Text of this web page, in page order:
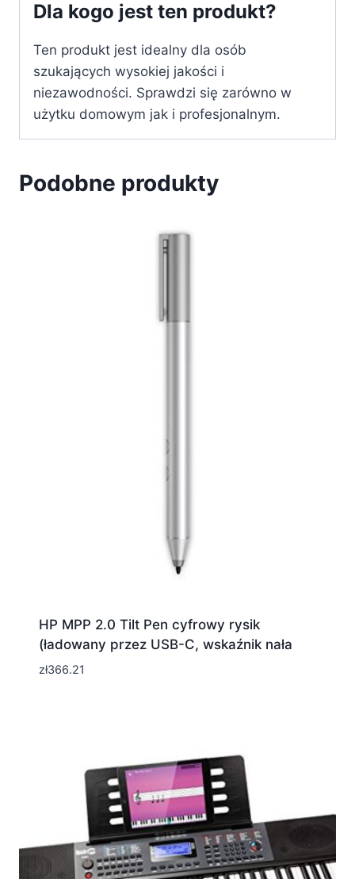
Dla kogo jest ten produkt?
Ten produkt jest idealny dla osób
szukających wysokiej jakości i
niezawodności. Sprawdzi się zarówno w
użytku domowym jak i profesjonalnym.
Podobne produkty
HP MPP 2.0 Tilt Pen cyfrowy rysik
(ładowany przez USB-C, wskaźnik nała
zł366.21